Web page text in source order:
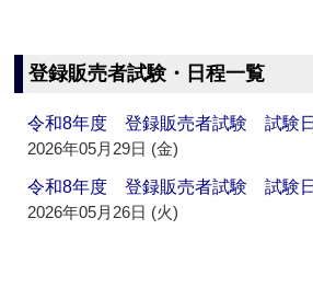
登録販売者試験・日程一覧
令和8年度 登録販売者試験 試験
2026年05月29日 (金)
令和8年度 登録販売者試験 試験
2026年05月26日 (火)